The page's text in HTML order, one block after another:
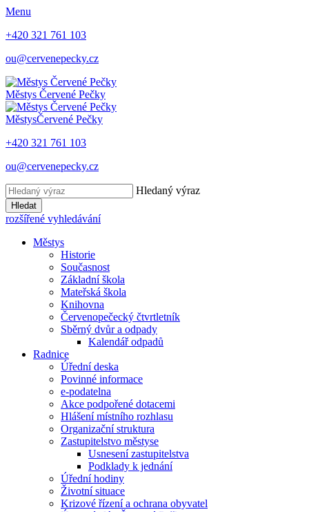
Menu
+420 321 761 103
ou@cervenepecky.cz
Městys Červené Pečky
MěstysČervené Pečky
+420 321 761 103
ou@cervenepecky.cz
Hledaný výraz
Hledat
rozšířené vyhledávání
Městys
Historie
Současnost
Základní škola
Mateřská škola
Knihovna
Červenopečecký čtvrtletník
Sběrný dvůr a odpady
Kalendář odpadů
Radnice
Úřední deska
Povinné informace
e-podatelna
Akce podpořené dotacemi
Hlášení místního rozhlasu
Organizační struktura
Zastupitelstvo městyse
Usnesení zastupitelstva
Podklady k jednání
Úřední hodiny
Životní situace
Krizové řízení a ochrana obyvatel